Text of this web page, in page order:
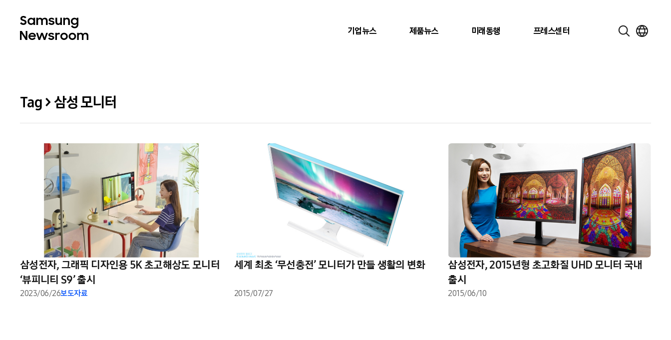
기업뉴스 제품뉴스 미래동행 프레스센터
Tag > 삼성 모니터
삼성전자, 그래픽 디자인용 5K 초고해상도 모니터
‘뷰피니티 S9’ 출시
2023/06/26보도자료
세계 최초 ‘무선충전’ 모니터가 만들 생활의 변화
2015/07/27
삼성전자, 2015년형 초고화질 UHD 모니터 국내
출시
2015/06/10